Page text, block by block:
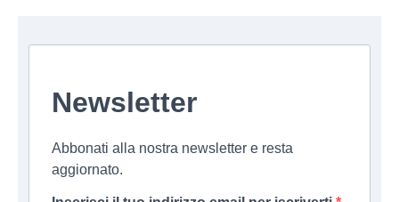
Newsletter
Abbonati alla nostra newsletter e resta
aggiornato.